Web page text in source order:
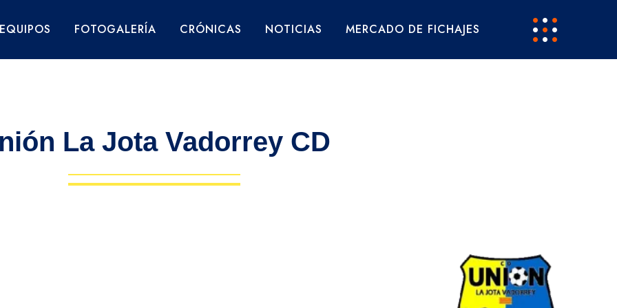
EQUIPOS FOTOGALERÍA CRÓNICAS NOTICIAS MERCADO DE FICHAJES
La Jota Vadorrey CD